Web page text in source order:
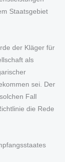
Staatsgebiet
der Kläger für
als
sei. Der
Fall
die Rede